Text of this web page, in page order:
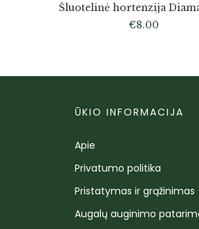
Šluotelinė hortenzija
€8.00
ŪKIO INFORMACIJA
Apie
Privatumo politika
Pristatymas ir grąžinimas
Augalų auginimo